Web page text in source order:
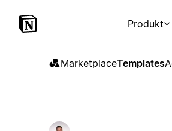
Produkt
MarketplaceTemplates